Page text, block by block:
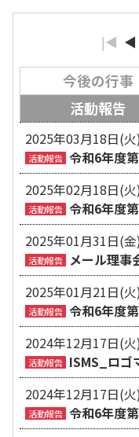
|◀ ◀
今後の行事
活動報告
活動報告 令和6年度
2025年03月18日(
活動報告 令和6年度
2025年02月18日(
活動報告
メール理事
術研修の本部事業
2025年01月31日(
活動報告 令和6年度
2025年01月21日(
活動報告 ISMS_ロゴ
2024年12月17日(
活動報告 令和6年度
2024年12月17日(